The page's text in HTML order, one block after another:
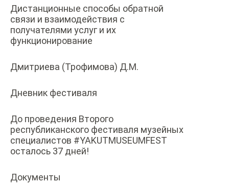
Дистанционные способы обратной
связи и взаимодействия с
получателями услуг и их
функционирование
Дмитриева (Трофимова) Д.М.
Дневник фестиваля
До проведения Второго
республиканского фестиваля музейных
специалистов #YAKUTMUSEUMFEST
осталось 37 дней!
Документы